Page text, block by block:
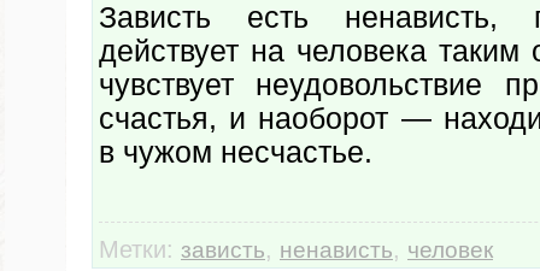
Зависть есть ненависть,
действует на человека таким
чувствует неудовольствие
счастья, и наоборот —
в чужом несчастье.
Метки: зависть, ненависть, человек